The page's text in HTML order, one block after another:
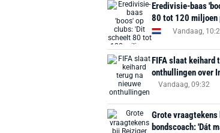
Eredivisie-baas
80 tot 120 miljoen
Vandaag,
FIFA slaat keihard
onthullingen over
Vandaag, 09:32
Grote
bondscoach: 'Dát